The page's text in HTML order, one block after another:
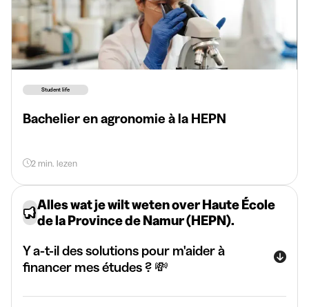
Student life
Bachelier en agronomie à la HEPN
2 min. lezen
Alles wat je wilt weten over Haute École
de la Province de Namur (HEPN).
Y a-t-il des solutions pour m'aider à
financer mes études ? 💸